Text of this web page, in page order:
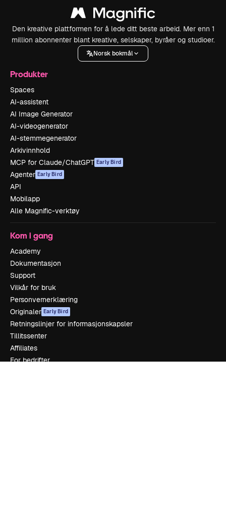
Den kreative plattformen for å lede ditt beste arbeid. Mer enn 1
million abonnenter blant kreative, selskaper, byråer og studioer.
Norsk bokmål
Produkter
Spaces
AI-assistent
AI Image Generator
AI-videogenerator
AI-stemmegenerator
Arkivinnhold
MCP for Claude/ChatGPT Early Bird
Agenter Early Bird
API
Mobilapp
Alle Magnific-verktøy
Kom i gang
Academy
Dokumentasjon
Support
Vilkår for bruk
Personvernerklæring
Originaler Early Bird
Retningslinjer for informasjonskapsler
Tillitssenter
Affiliates
For bedrifter